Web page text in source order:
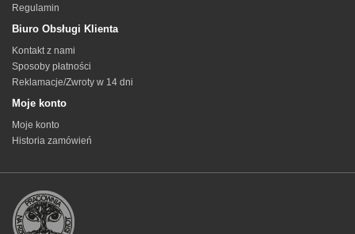
Regulamin
Biuro Obsługi Klienta
Kontakt z nami
Sposoby płatności
Reklamacje/Zwroty w 14 dni
Moje konto
Moje konto
Historia zamówień